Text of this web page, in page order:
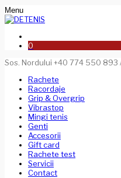
Menu
0
Sos. Nordului +40 774 550 893
Rachete
Racordaje
Grip & Overgrip
Vibrastop
Mingi tenis
Genti
Accesorii
Gift card
Rachete test
Servicii
Contact